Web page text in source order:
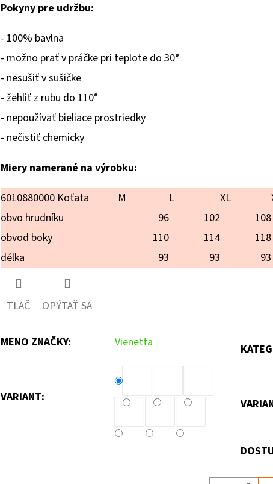
Pokyny pre udržbu:
- 100% bavlna
- možno prať v práčke pri teplote do 30°
- nesušiť v sušičke
- žehliť z rubu do 110°
- nepoužívať bieliace prostriedky
- nečistiť chemicky
Miery namerané na výrobku:
6010880000 Koťata
M L XL
obvo hrudníku
96 102 108
obvod boky
110 114 118
délka
93 93 93
TLAČ OPÝTAŤ SA
MENO ZNAČKY: Vienetta
VARIANT: